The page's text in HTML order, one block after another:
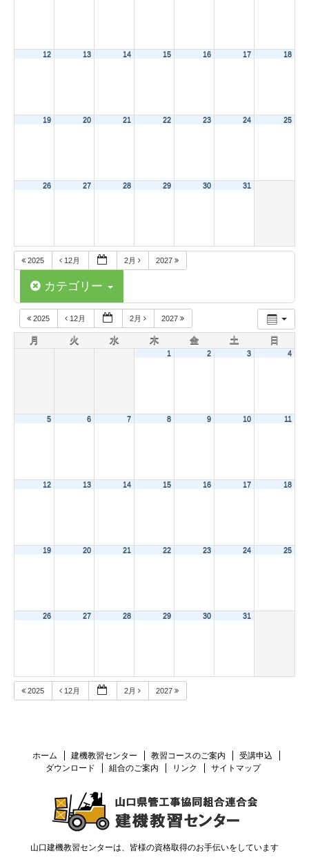
12 13 14 15 16 17 18
19 20 21 22 23 24 25
26 27 28 29 30 31
2025 12月 2月 2027
カテゴリー
2025 12月 2月 2027
月 火 水 木 金 土 日
1 2 3 4
5 6 7 8 9 10 11
12 13 14 15 16 17 18
19 20 21 22 23 24 25
26 27 28 29 30 31
2025 12月 2月 2027
ホーム 建機教習センター 教習コースのご案内
受講申込
ダウンロード
組合のご案内 リンク サイトマップ
山口建機教習センターは、皆様の資格取得のお手伝いをしています